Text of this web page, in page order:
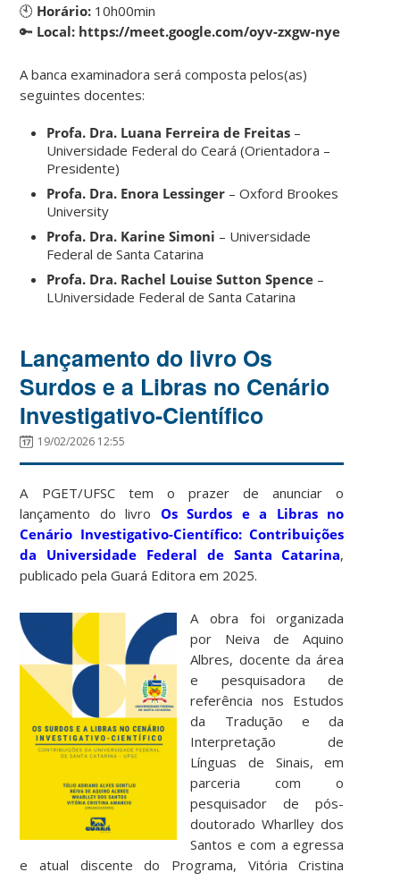
🕙 Horário: 10h00min
🔑 Local: https://meet.google.com/oyv-zxgw-nye
A banca examinadora será composta pelos(as)
seguintes docentes:
Profa. Dra. Luana Ferreira de Freitas –
Universidade Federal do Ceará (Orientadora –
Presidente)
Profa. Dra. Enora Lessinger – Oxford Brookes
University
Profa. Dra. Karine Simoni – Universidade
Federal de Santa Catarina
Profa. Dra. Rachel Louise Sutton Spence –
LUniversidade Federal de Santa Catarina
Lançamento do livro Os
Surdos e a Libras no Cenário
Investigativo-Científico
19/02/2026 12:55
A PGET/UFSC tem o prazer de anunciar o
lançamento do livro Os Surdos e a Libras no
Cenário Investigativo-Científico: Contribuições
da Universidade Federal de Santa Catarina,
publicado pela Guará Editora em 2025.
A obra foi organizada
por Neiva de Aquino
Albres, docente da área
e pesquisadora de
referência nos Estudos
da Tradução e da
Interpretação de
Línguas de Sinais, em
parceria com o
pesquisador de pós-
doutorado Wharlley dos
Santos e com a egressa
e atual discente do Programa, Vitória Cristina